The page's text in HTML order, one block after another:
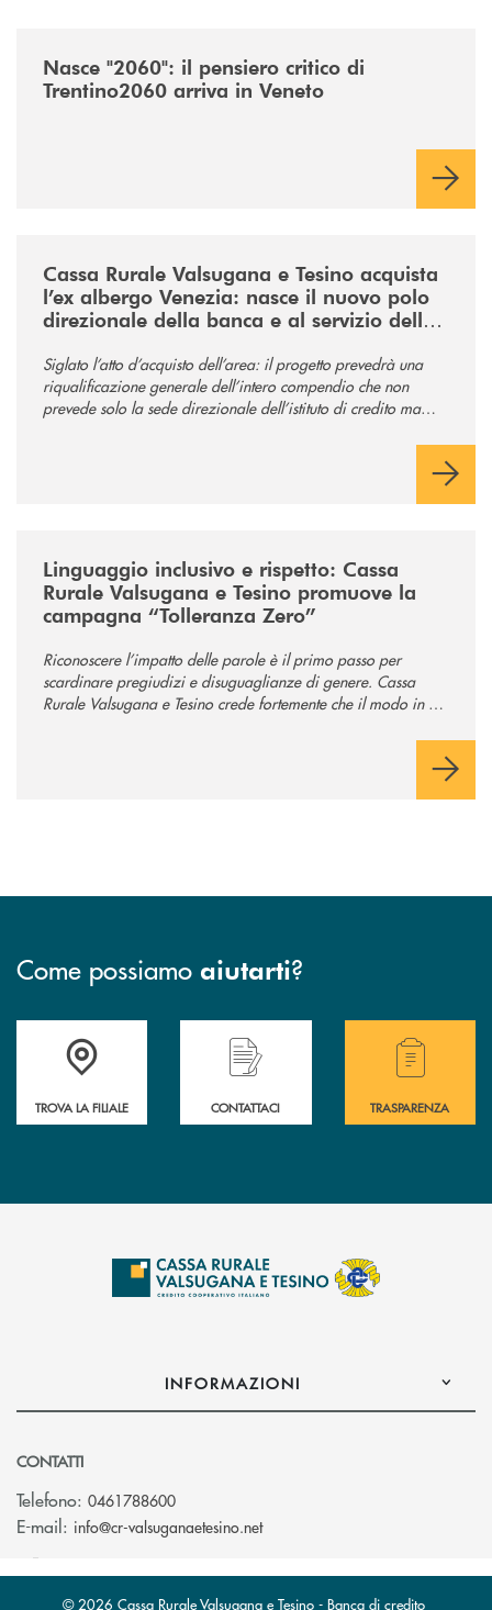
Nasce "2060": il pensiero critico di
Trentino2060 arriva in Veneto
Cassa Rurale Valsugana e Tesino acquista
l’ex albergo Venezia: nasce il nuovo polo
direzionale della banca e al servizio della
Siglato l’atto d’acquisto dell’area: il progetto prevedrà una
riqualificazione generale dell’intero compendio che non
prevede solo la sede direzionale dell’istituto di credito ma
Linguaggio inclusivo e rispetto: Cassa
Rurale Valsugana e Tesino promuove la
campagna “Tolleranza Zero”
Riconoscere l’impatto delle parole è il primo passo per
scardinare pregiudizi e disuguaglianze di genere. Cassa
Rurale Valsugana e Tesino crede fortemente che il modo in cui
Come possiamo aiutarti?
Accedi all' elenco completo delle filiali .
TROVA LA FILIALE
Hai bisogno di assistenza immediata?
CONTATTACI
Hai bisogno di
TRASPARENZA
INFORMAZIONI
CONTATTI
Telefono: 0461788600
E-mail: info@cr-valsuganaetesino.net(si apre l’app di posta
© 2026 Cassa Rurale Valsugana e Tesino - Banca di credito